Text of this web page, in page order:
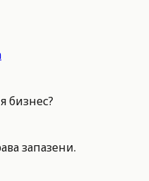
бизнес?
запазени.